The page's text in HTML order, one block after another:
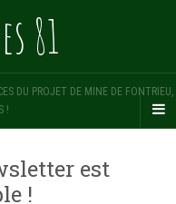
81
DU PROJET DE MINE DE FONTRIEU,
!
est
!